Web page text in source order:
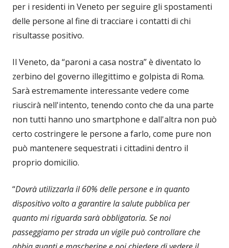
per i residenti in Veneto per seguire gli spostamenti
delle persone al fine di tracciare i contatti di chi
risultasse positivo.
Il Veneto, da “paroni a casa nostra” è diventato lo
zerbino del governo illegittimo e golpista di Roma.
Sarà estremamente interessante vedere come
riuscirà nell'intento, tenendo conto che da una parte
non tutti hanno uno smartphone e dall'altra non può
certo costringere le persone a farlo, come pure non
può mantenere sequestrati i cittadini dentro il
proprio domicilio.
“Dovrà utilizzarla il 60% delle persone e in quanto
dispositivo volto a garantire la salute pubblica per
quanto mi riguarda sarà obbligatoria. Se noi
passeggiamo per strada un vigile può controllare che